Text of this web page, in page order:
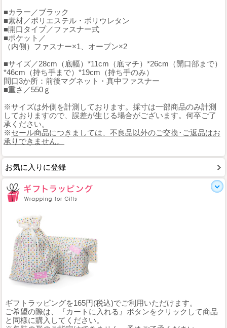
■カラー／ブラック
■素材／ポリエステル・ポリウレタン
■開口タイプ／ファスナー式
■ポケット／
（内側）ファスナー×1、オープン×2
■サイズ／28cm（底幅）*11cm（底マチ）*26cm（開口部まで）
*46cm（持ち手まで）*19cm（持ち手のみ）
間口3か所：前後マグネット・真中ファスナー
■重さ／550ｇ
※サイズは外側を計測しております。採寸は一部商品のみ計測
しておりますので、誤差が生じる場合がございます。何卒ご了
承ください。
※セール商品につきましては、不良品以外のご交換･ご返品はお
承りできません。
お気に入りに登録
ギフトラッピングを165円(税込)でご利用いただけます。
ご希望の際は、『カートに入れる』ボタンをクリックして商品
と同様に購入してください。